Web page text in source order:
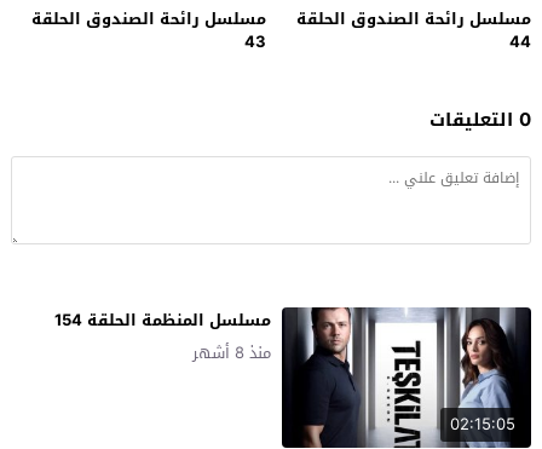
مسلسل رائحة الصندوق الحلقة
44
مسلسل رائحة الصندوق الحلقة
43
0 التعليقات
02:15:05
مسلسل المنظمة الحلقة 154
منذ 8 أشهر